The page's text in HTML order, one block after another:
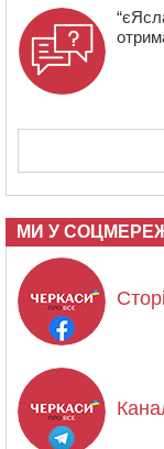
МИ У